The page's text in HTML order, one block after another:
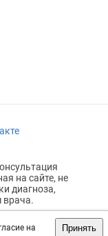
на
Принять
на сайте, не
диагноза,
врача.